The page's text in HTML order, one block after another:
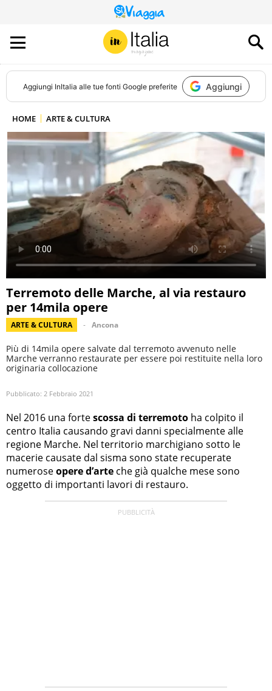
QUESTO
SITO
CONTRIBUISCE
ALL’AUDIENCE
DI
Aggiungi InItalia alle tue fonti Google preferite Aggiungi
HOME ARTE & CULTURA
Terremoto delle Marche, al via restauro
per 14mila opere
ARTE & CULTURA Ancona
Più di 14mila opere salvate dal terremoto avvenuto nelle
Marche verranno restaurate per essere poi restituite nella loro
originaria collocazione
Pubblicato: 2 Febbraio 2021
Nel 2016 una fortescossa di terremoto ha colpito il
centro Italia causando gravi danni specialmente alle
regione Marche. Nel territorio marchigiano sotto le
macerie causate dal sisma sono state recuperate
numeroseopere d’arte che già qualche mese sono
oggetto di importanti lavori di restauro.